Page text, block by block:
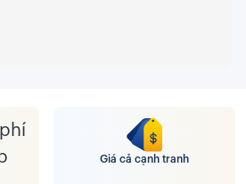
Giá cả cạnh tranh